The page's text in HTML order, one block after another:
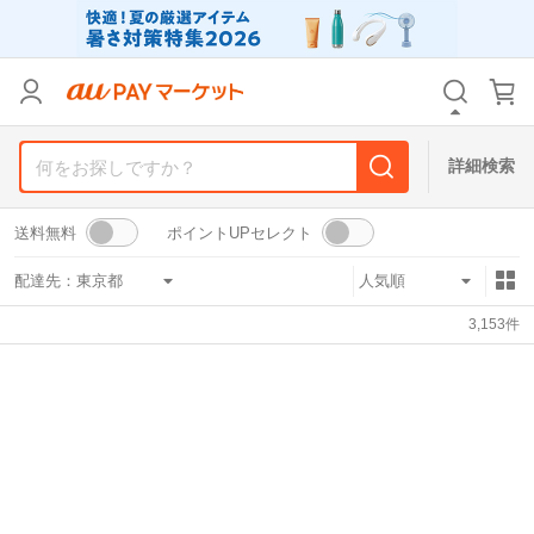
詳細検索
送料無料 ポイントUPセレクト
配達先：
3,153件
カテゴリ すべて
すべて
支払い方法 すべて
その他の条件
カテゴリ すべて
すべて
支払い方法 すべて
その他の条件